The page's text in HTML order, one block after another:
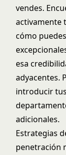
vendes.
activamente
cómo
esa
adyacentes.
introducir
adicionales.
Estrategias
penetración